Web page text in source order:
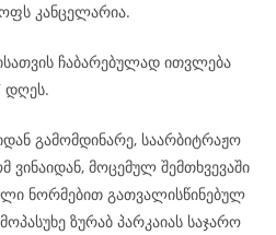
კანცელარია.
ჩაბარებულად ითვლება
დღეს.
გამომდინარე, საარბიტრაჟო
ვინაიდან, მოცემულ შემთხვევაში
ნორმებით გათვალისწინებულ
ზურაბ პარკაიას საჯარო